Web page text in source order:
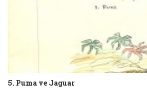
5. Puma ve Jaguar